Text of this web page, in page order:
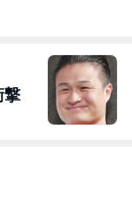
撃